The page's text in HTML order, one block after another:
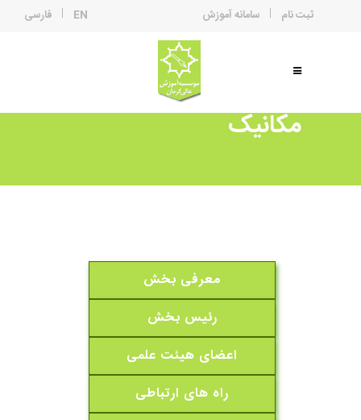
فارسی EN سامانه آموزش ثبت نام
مکانیک
معرفی بخش
رئیس بخش
اعضای هیئت علمی
راه های ارتباطی